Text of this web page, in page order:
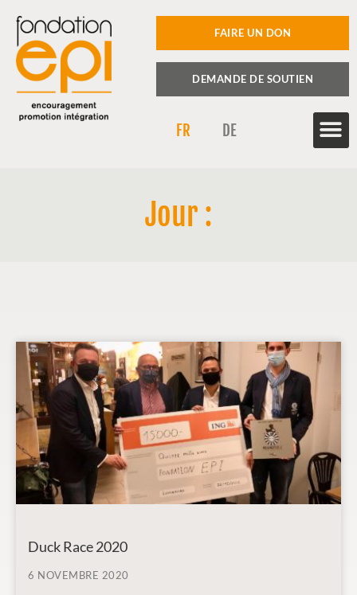
FAIRE UN DON
DEMANDE DE SOUTIEN
FR DE
Jour :
Duck Race 2020
6 NOVEMBRE 2020